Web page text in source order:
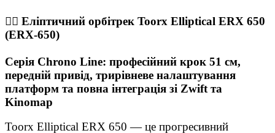
🏃‍♂️ Еліптичний орбітрек Toorx Elliptical ERX 650
(ERX-650)
Серія Chrono Line: професійний крок 51 см,
передній привід, трирівневе налаштування
платформ та повна інтеграція зі Zwift та
Kinomap
Toorx Elliptical ERX 650 — це прогресивний